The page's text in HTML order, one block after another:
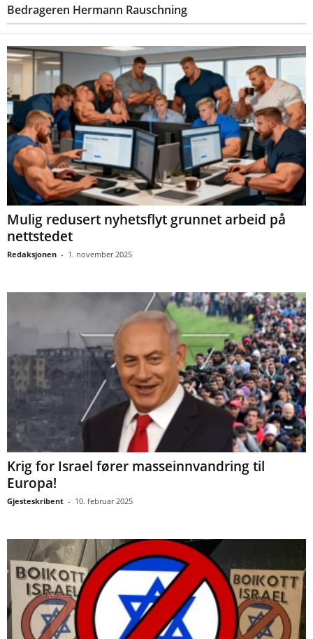
Bedrageren Hermann Rauschning
Mulig redusert nyhetsflyt grunnet arbeid på
nettstedet
Redaksjonen - 1. november 2025
Krig for Israel fører masseinnvandring til
Europa!
Gjesteskribent - 10. februar 2025